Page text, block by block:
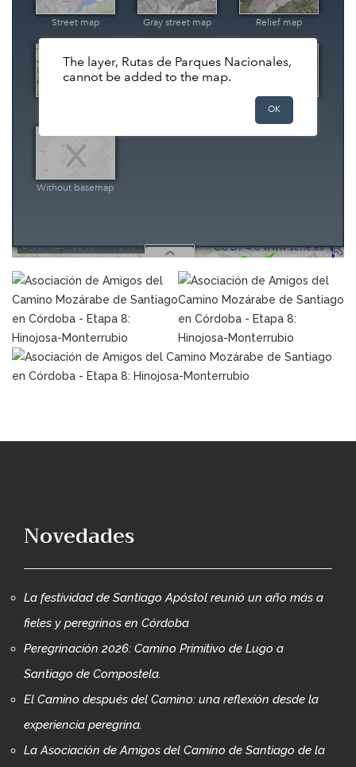
Novedades
La festividad de Santiago Apóstol reunió un año más a
fieles y peregrinos en Córdoba
Peregrinación 2026: Camino Primitivo de Lugo a
Santiago de Compostela.
El Camino después del Camino: una reflexión desde la
experiencia peregrina.
La Asociación de Amigos del Camino de Santiago de la